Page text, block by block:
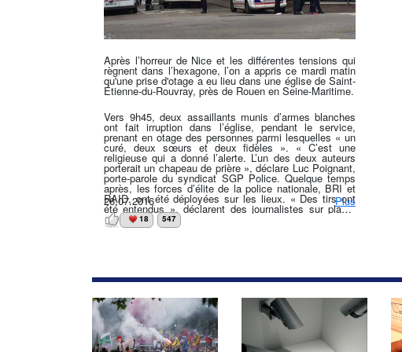
Après l’horreur de Nice et les différentes tensions qui
règnent dans l’hexagone, l’on a appris ce mardi matin
qu'une prise d'otage a eu lieu dans une église de Saint-
Étienne-du-Rouvray, près de Rouen en Seine-Maritime.
Vers 9h45, deux assaillants munis d’armes blanches
ont fait irruption dans l’église, pendant le service,
prenant en otage des personnes parmi lesquelles « un
curé, deux sœurs et deux fidèles ». « C’est une
religieuse qui a donné l’alerte. L’un des deux auteurs
porterait un chapeau de prière », déclare Luc Poignant,
porte-parole du syndicat SGP Police. Quelque temps
après, les forces d’élite de la police nationale, BRI et
RAID, ont été déployées sur les lieux. « Des tirs ont
été entendus », déclarent des journalistes sur place.
Le ministère de l’Intérieur a annoncé par la suite que
les deux assaillants avaient été « neutralisés ». Pour
indiqué qu’ils se rendaient sur les lieux.
26.07.2016 Plus
18 547